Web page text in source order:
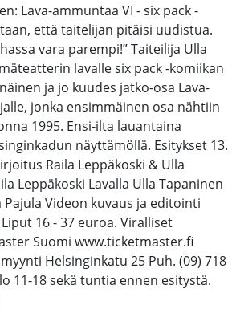
Lava-ammuntaa VI - six pack -
että taitelijan pitäisi uudistua.
vara parempi!” Taiteilija Ulla
lavalle six pack -komiikan
ja jo kuudes jatko-osa Lava-
jonka ensimmäinen osa nähtiin
1995. Ensi-ilta lauantaina
näyttämöllä. Esitykset 13.
Raila Leppäkoski & Ulla
Leppäkoski Lavalla Ulla Tapaninen
Videon kuvaus ja editointi
16 - 37 euroa. Viralliset
Suomi www.ticketmaster.fi
Helsinginkatu 25 Puh. (09) 718
11-18 sekä tuntia ennen esitystä.